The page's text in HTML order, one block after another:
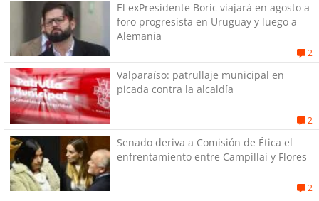
El exPresidente Boric viajará en agosto a
foro progresista en Uruguay y luego a
Alemania
2
Valparaíso: patrullaje municipal en
picada contra la alcaldía
2
Senado deriva a Comisión de Ética el
enfrentamiento entre Campillai y Flores
2